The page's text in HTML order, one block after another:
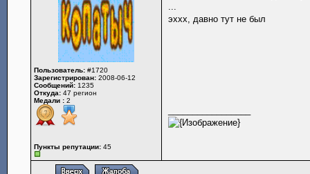
Пользователь: #1720
Зарегистрирован: 2008-06-12
Сообщений: 1235
Откуда: 47 регион
Медали : 2
Пункты репутации: 45
...
эххх, давно тут не был